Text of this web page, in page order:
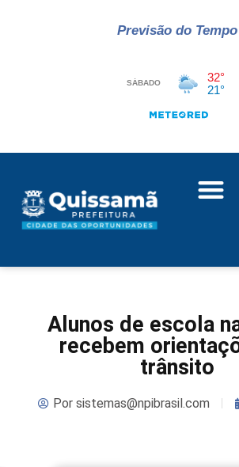
Previsão do Tempo
Alunos de escola
recebem
trânsito
Porsistemas@npibrasil.com